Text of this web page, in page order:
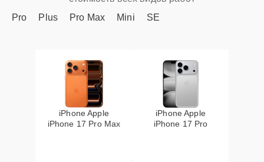
Pro
Plus Pro Max Mini SE
iPhone Apple
iPhone 17 Pro Max
iPhone Apple
iPhone 17 Pro